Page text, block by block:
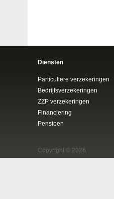
Diensten
Particuliere verzekeringen
Bedrijfsverzekeringen
ZZP verzekeringen
Financiering
Pensioen
Copyright © 2026